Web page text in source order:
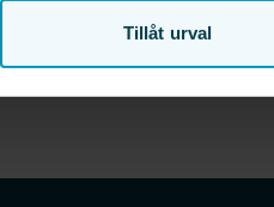
Tillåt urval